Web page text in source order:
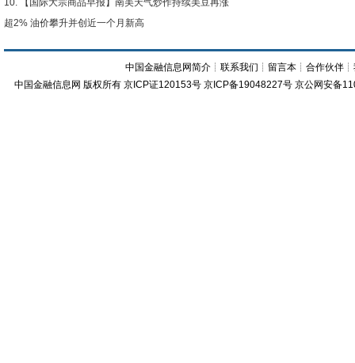
【国际大宗商品早报】南美天气炒作持续美豆再涨
超2% 油价攀升并创近一个月新高
中国金融信息网简介 ┊联系我们 ┊ 留言本 ┊合作伙伴 ┊
中国金融信息网 版权所有 京ICP证120153号 京ICP备19048227号 京公网安备